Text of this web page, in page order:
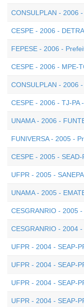
CONSULPLAN - 2006
CESPE - 2006 -
FEPESE - 2006 -
CESPE - 2006 - MPE-
CONSULPLAN - 2006
CESPE - 2006 - TJ-PA
UNAMA - 2006 -
FUNIVERSA - 2005 -
CESPE - 2005 - SEAD-
UFPR - 2005 -
UNAMA - 2005 -
CESGRANRIO - 2005
CESGRANRIO - 2004
UFPR - 2004 - SEAP-
UFPR - 2004 - SEAP-
UFPR - 2004 - SEAP-
UFPR - 2004 - SEAP-